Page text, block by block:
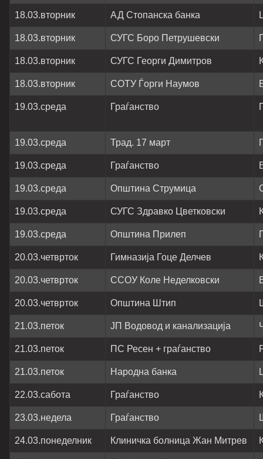
18.03.вторник АД Стопанска банка
18.03.вторник СУГС Боро Петрушевски
18.03.вторник СУГС Георги Димитров
18.03.вторник СОТУ Ѓорги Наумов
19.03.среда Граѓанство
19.03.среда Трад. 17 март
19.03.среда Граѓанство
19.03.среда Општина Струмица
19.03.среда СУГС Здравко Цветковски
19.03.среда Општина Прилеп
20.03.четврток Гимназија Гоце Делчев
20.03.четврток ССОУ Коле Неделковски
20.03.четврток Општина Штип
21.03.петок ЈП Водовод и канализација
21.03.петок ПС Ресен + граѓанство
21.03.петок Народна банка
22.03.сабота Граѓанство
23.03.недела Граѓанство
24.03.понеделник Клиничка болница Жан Митрев